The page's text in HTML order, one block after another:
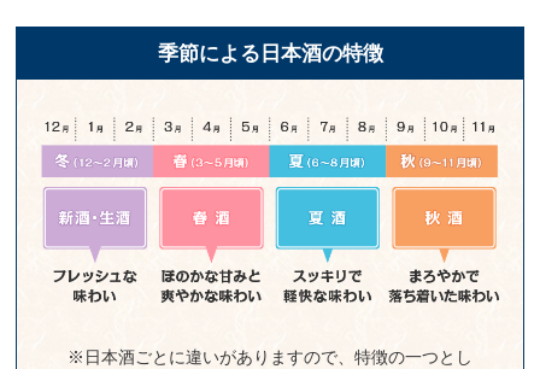
季節による日本酒の特徴
※日本酒ごとに違いがありますので、特徴の一つとし